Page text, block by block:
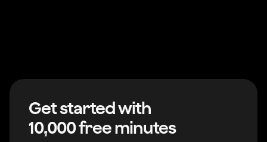
Get started with
10,000 free minutes